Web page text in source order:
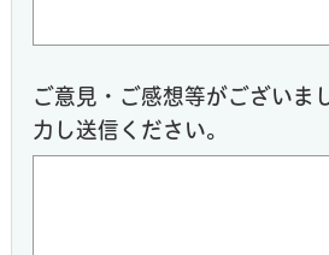
ご意見・ご感想等がございま
力し送信ください。